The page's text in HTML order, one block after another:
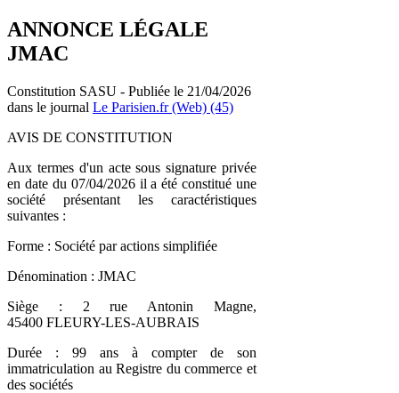
ANNONCE LÉGALE
JMAC
Constitution SASU - Publiée le 21/04/2026
dans le journal Le Parisien.fr (Web) (45)
AVIS DE CONSTITUTION
Aux termes d'un acte sous signature privée
en date du 07/04/2026 il a été constitué une
société présentant les caractéristiques
suivantes :
Forme : Société par actions simplifiée
Dénomination : JMAC
Siège : 2 rue Antonin Magne,
45400 FLEURY-LES-AUBRAIS
Durée : 99 ans à compter de son
immatriculation au Registre du commerce et
des sociétés